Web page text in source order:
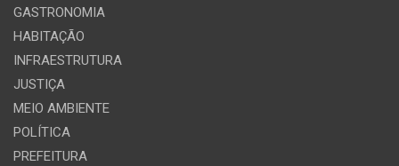
GASTRONOMIA
HABITAÇÃO
INFRAESTRUTURA
JUSTIÇA
MEIO AMBIENTE
POLÍTICA
PREFEITURA